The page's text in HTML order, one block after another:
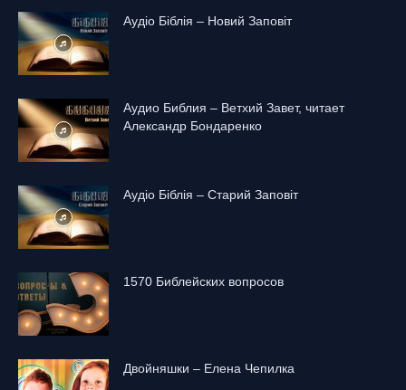
Аудіо Біблія – Новий Заповіт
Аудио Библия – Ветхий Завет, читает
Александр Бондаренко
Аудіо Біблія – Старий Заповіт
1570 Библейских вопросов
Двойняшки – Елена Чепилка